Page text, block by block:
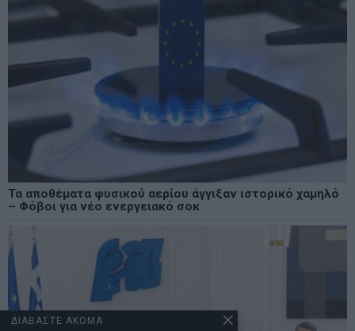
Τα αποθέματα φυσικού αερίου άγγιξαν ιστορικό χαμηλό
– Φόβοι για νέο ενεργειακό σοκ
ΔΙΑΒΑΣΤΕ ΑΚΟΜΑ